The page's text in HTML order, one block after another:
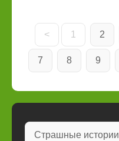
< 1 2
7 8 9
Страшные истории